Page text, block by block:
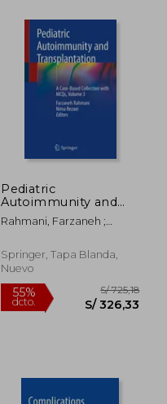
Pediatric
Autoimmunity and
Transplantation: A
Case-Based
Volume 3 (en Inglés)
Rahmani, Farzaneh ;
Springer, Tapa Blanda,
Nuevo